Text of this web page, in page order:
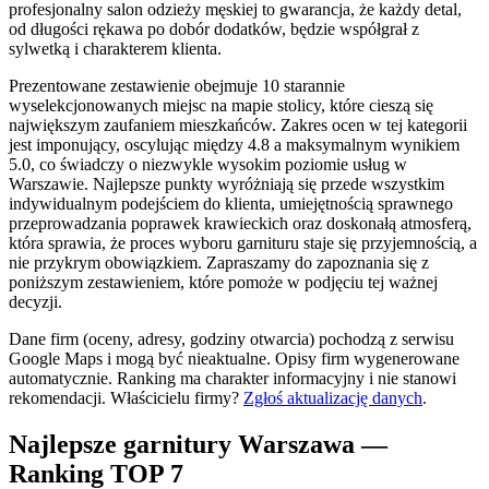
profesjonalny salon odzieży męskiej to gwarancja, że każdy detal,
od długości rękawa po dobór dodatków, będzie współgrał z
sylwetką i charakterem klienta.
Prezentowane zestawienie obejmuje 10 starannie
wyselekcjonowanych miejsc na mapie stolicy, które cieszą się
największym zaufaniem mieszkańców. Zakres ocen w tej kategorii
jest imponujący, oscylując między 4.8 a maksymalnym wynikiem
5.0, co świadczy o niezwykle wysokim poziomie usług w
Warszawie. Najlepsze punkty wyróżniają się przede wszystkim
indywidualnym podejściem do klienta, umiejętnością sprawnego
przeprowadzania poprawek krawieckich oraz doskonałą atmosferą,
która sprawia, że proces wyboru garnituru staje się przyjemnością, a
nie przykrym obowiązkiem. Zapraszamy do zapoznania się z
poniższym zestawieniem, które pomoże w podjęciu tej ważnej
decyzji.
Dane firm (oceny, adresy, godziny otwarcia) pochodzą z serwisu
Google Maps i mogą być nieaktualne. Opisy firm wygenerowane
automatycznie. Ranking ma charakter informacyjny i nie stanowi
rekomendacji. Właścicielu firmy? Zgłoś aktualizację danych.
Najlepsze garnitury Warszawa —
Ranking TOP 7